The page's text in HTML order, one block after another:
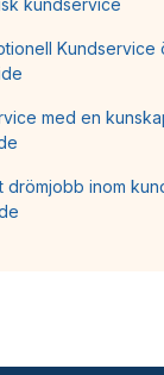
Kundservice
med en
drömjobb inom